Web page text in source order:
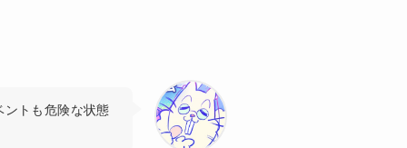
トも危険な状態